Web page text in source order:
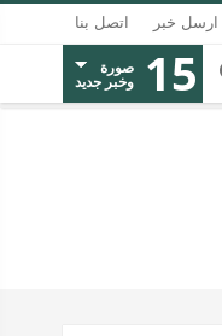
ارسل خبر اتصل بنا
15 صورة
وخبر جديد